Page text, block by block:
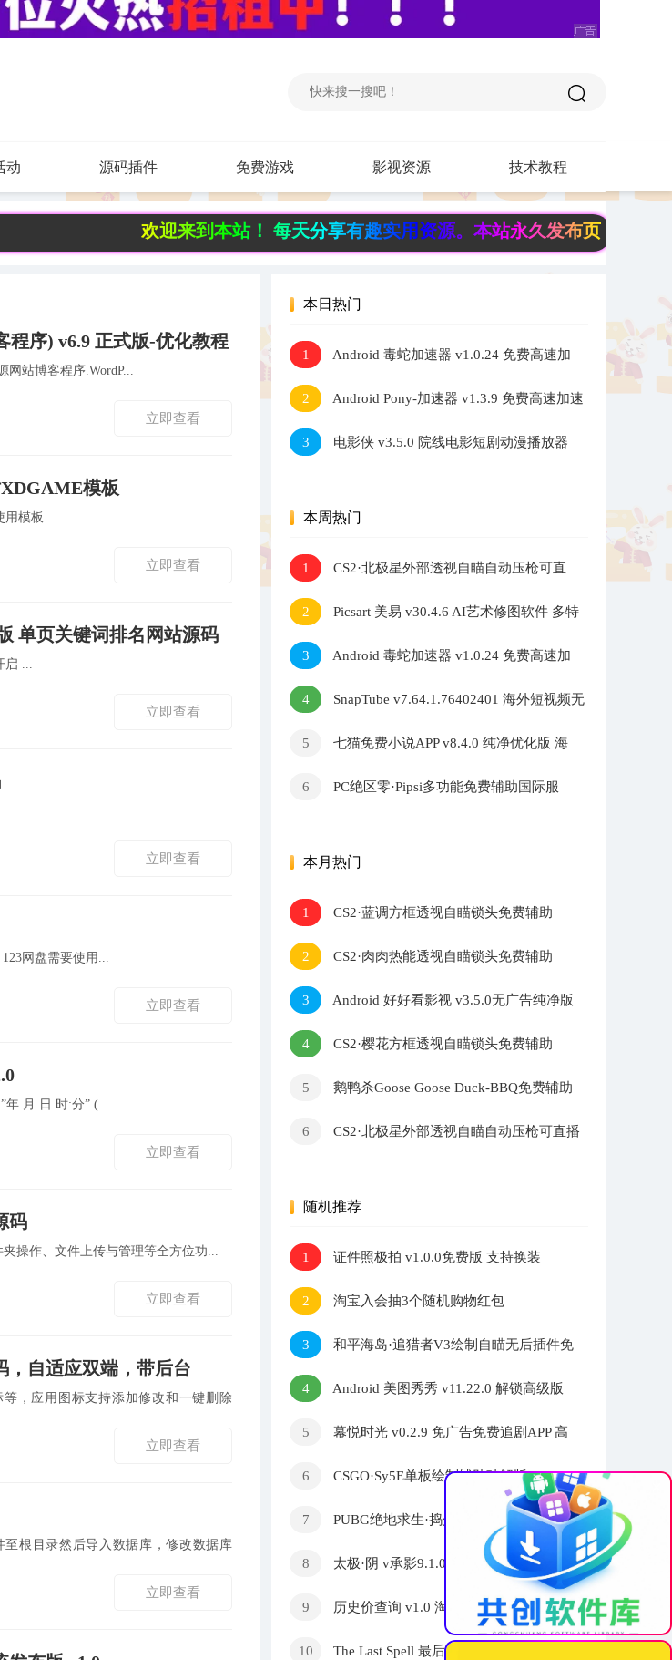
动 源码插件 免费游戏 影视资源 技术教程
欢迎来到本站！ 每天分享有趣实用资源。本站永久发布页《www.6fb.top
程序) v6.9 正式版-优化教程
源网站博客程序.WordP...
立即查看
模板
问：域名/install ，之后按提示操作即可 使用模板...
立即查看
单页关键词排名网站源码
须开启 ...
立即查看
立即查看
不支持百度网盘、阿里云盘 支持蓝奏云、123网盘等 123网盘需要使用...
立即查看
修改以下时间设置 * 格式：”年.月.日 时:分” (...
立即查看
码
件外链、文件夹操作、文件上传与管理等全方位功...
立即查看
，自适应双端，带后台
，应用图标支持添加修改和一键删除
立即查看
立即查看
本日热门
1
Android 毒蛇加速器 v1.0.24 免费高速加
速器
2
Android Pony-加速器 v1.3.9 免费高速加速
器
3
电影侠 v3.5.0 院线电影短剧动漫播放器
本周热门
1
CS2·北极星外部透视自瞄自动压枪可直
播 v2.7.3
2
Picsart 美易 v30.4.6 AI艺术修图软件 多特
效照片编辑工具
3
Android 毒蛇加速器 v1.0.24 免费高速加
速器
4
SnapTube v7.64.1.76402401 海外短视频无
5
七猫免费小说APP v8.4.0 纯净优化版 海
6
PC绝区零·Pipsi多功能免费辅助国际服
本月热门
1 CS2·蓝调方框透视自瞄锁头免费辅助
2 CS2·肉肉热能透视自瞄锁头免费辅助
3 Android 好好看影视 v3.5.0无广告纯净版
4 CS2·樱花方框透视自瞄锁头免费辅助
5
鹅鸭杀Goose Goose Duck-BBQ免费辅助
6
CS2·北极星外部透视自瞄自动压枪可直播
随机推荐
1 证件照极拍 v1.0.0免费版 支持换装
2 淘宝入会抽3个随机购物红包
3
和平海岛·追猎者V3绘制自瞄无后插件免
费版
4
Android 美图秀秀 v11.22.0 解锁高级版
5
幕悦时光 v0.2.9 免广告免费追剧APP 高
6
CSGO·Sy5E单板绘制辅助破解版 v11.11
7
PUBG绝地求生·捣蛋鬼DMA绘制自瞄雷
8
太极·阴 v承影9.1.0无需ROOT用Xposed框
9
历史价查询 v1.0 淘宝天猫京东拼多多唯
10
The Last Spell 最后的咒语 v1.2.18.3 豪华